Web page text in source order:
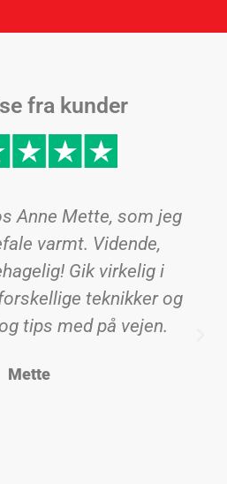
fra kunder
Anne Mette, som jeg
varmt. Vidende,
Gik virkelig i
teknikker og
tips med på vejen.
Mette